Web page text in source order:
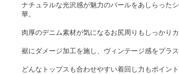
ナチュラルな光沢感が魅力のパールをあしらった
華。
肉厚のデニム素材が気になるお尻周りもしっかりカ
裾にダメージ加工を施し、ヴィンテージ感をプラス
どんなトップスも合わせやすい着回し力もポイン